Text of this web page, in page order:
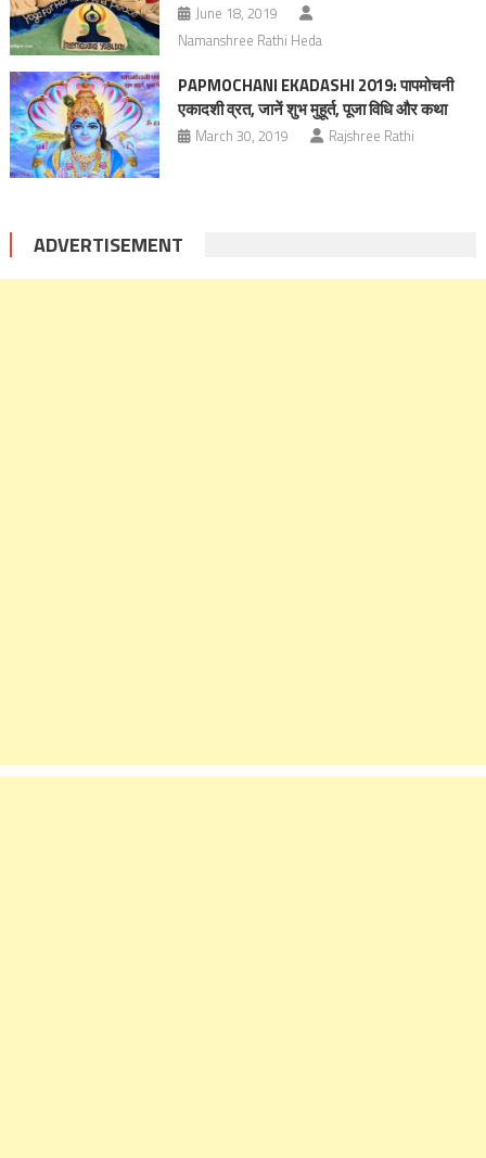
June 18, 2019
Namanshree Rathi Heda
PAPMOCHANI EKADASHI 2019: पापमोचनी
एकादशी व्रत, जानें शुभ मुहूर्त, पूजा विधि और कथा
March 30, 2019 Rajshree Rathi
ADVERTISEMENT